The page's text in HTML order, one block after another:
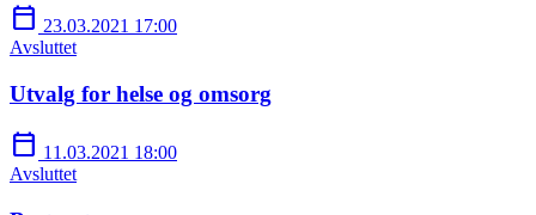
calendar_today 23.03.2021 17:00
Avsluttet
Utvalg for helse og omsorg
calendar_today 11.03.2021 18:00
Avsluttet